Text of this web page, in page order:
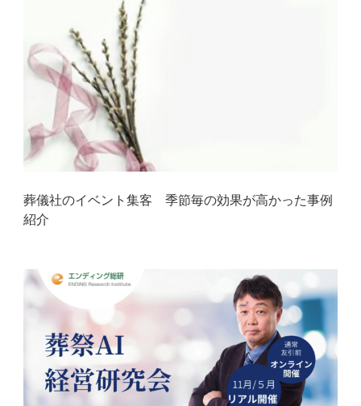
葬儀社のイベント集客 季節毎の効果が高かった事例
紹介